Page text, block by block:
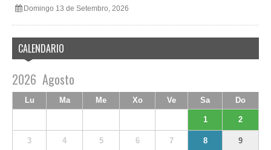
Domingo 13 de Setembro, 2026
CALENDARIO
2026 Agosto
Lu Ma Me Xo Ve Sa Do
1 2
3 4 5 6 7 8 9